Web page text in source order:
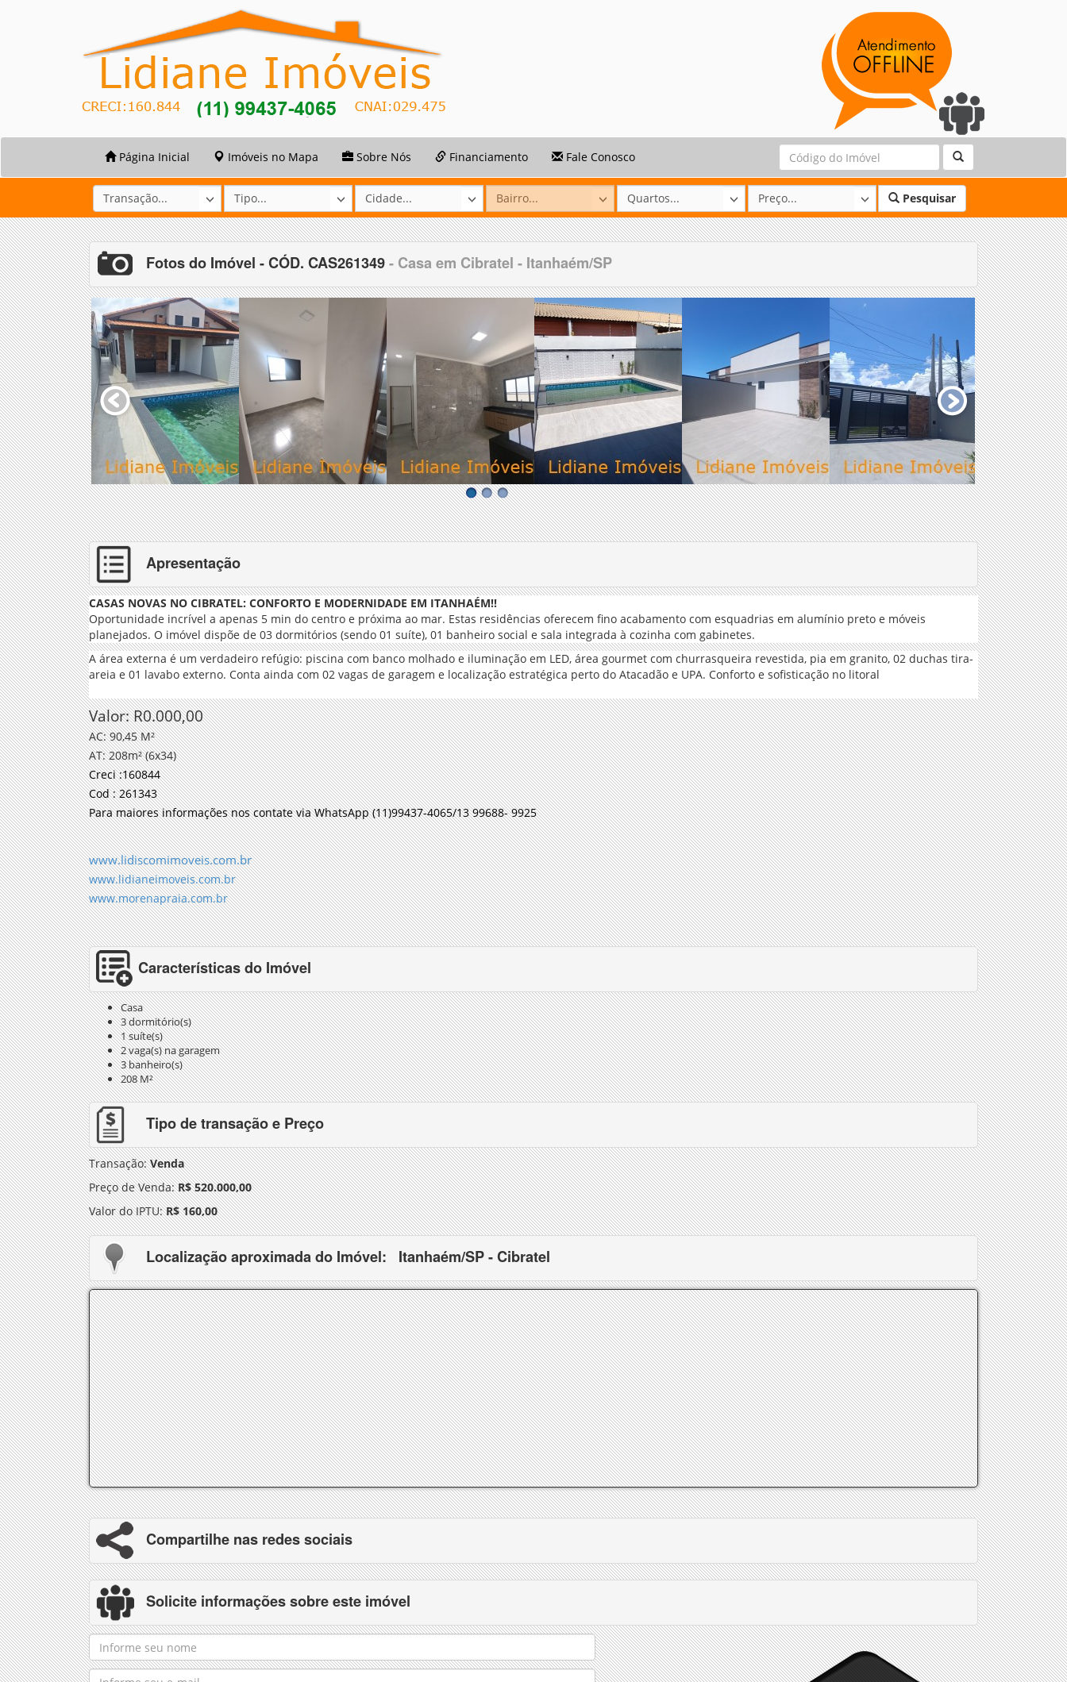
Página Inicial Imóveis no Mapa Sobre Nós Financiamento Fale Conosco
Pesquisar
Fotos do Imóvel - CÓD. CAS261349- Casa em Cibratel - Itanhaém/SP
Apresentação
CASAS NOVAS NO CIBRATEL: CONFORTO E MODERNIDADE EM ITANHAÉM!!
Oportunidade incrível a apenas 5 min do centro e próxima ao mar. Estas residências oferecem fino acabamento com esquadrias em alumínio preto e móveis
planejados. O imóvel dispõe de 03 dormitórios (sendo 01 suíte), 01 banheiro social e sala integrada à cozinha com gabinetes.
A área externa é um verdadeiro refúgio: piscina com banco molhado e iluminação em LED, área gourmet com churrasqueira revestida, pia em granito, 02 duchas tira-
areia e 01 lavabo externo. Conta ainda com 02 vagas de garagem e localização estratégica perto do Atacadão e UPA. Conforto e sofisticação no litoral
Valor: R0.000,00
AC: 90,45 M²
AT: 208m² (6x34)
Creci :160844
Cod : 261343
Para maiores informações nos contate via WhatsApp (11)99437-4065/13 99688- 9925
www.lidiscomimoveis.com.br
www.lidianeimoveis.com.br
www.morenapraia.com.br
Características do Imóvel
Casa
3 dormitório(s)
1 suíte(s)
2 vaga(s) na garagem
3 banheiro(s)
208 M²
Tipo de transação e Preço
Transação:Venda
Preço de Venda:R$ 520.000,00
Valor do IPTU:R$ 160,00
Localização aproximada do Imóvel: Itanhaém/SP - Cibratel
Compartilhe nas redes sociais
Solicite informações sobre este imóvel